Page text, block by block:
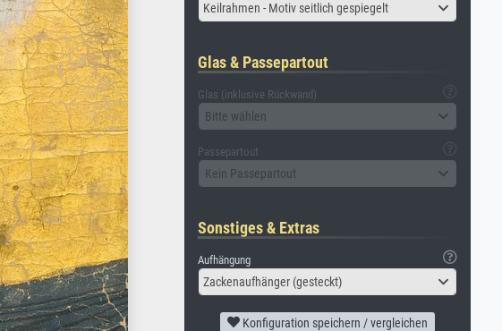
Keilrahmen - Motiv seitlich gespiegelt
Glas & Passepartout
Glas (inklusive Rückwand)
Bitte wählen
Passepartout
Kein Passepartout
Sonstiges & Extras
Aufhängung
Zackenaufhänger (gesteckt)
Konfiguration speichern / vergleichen